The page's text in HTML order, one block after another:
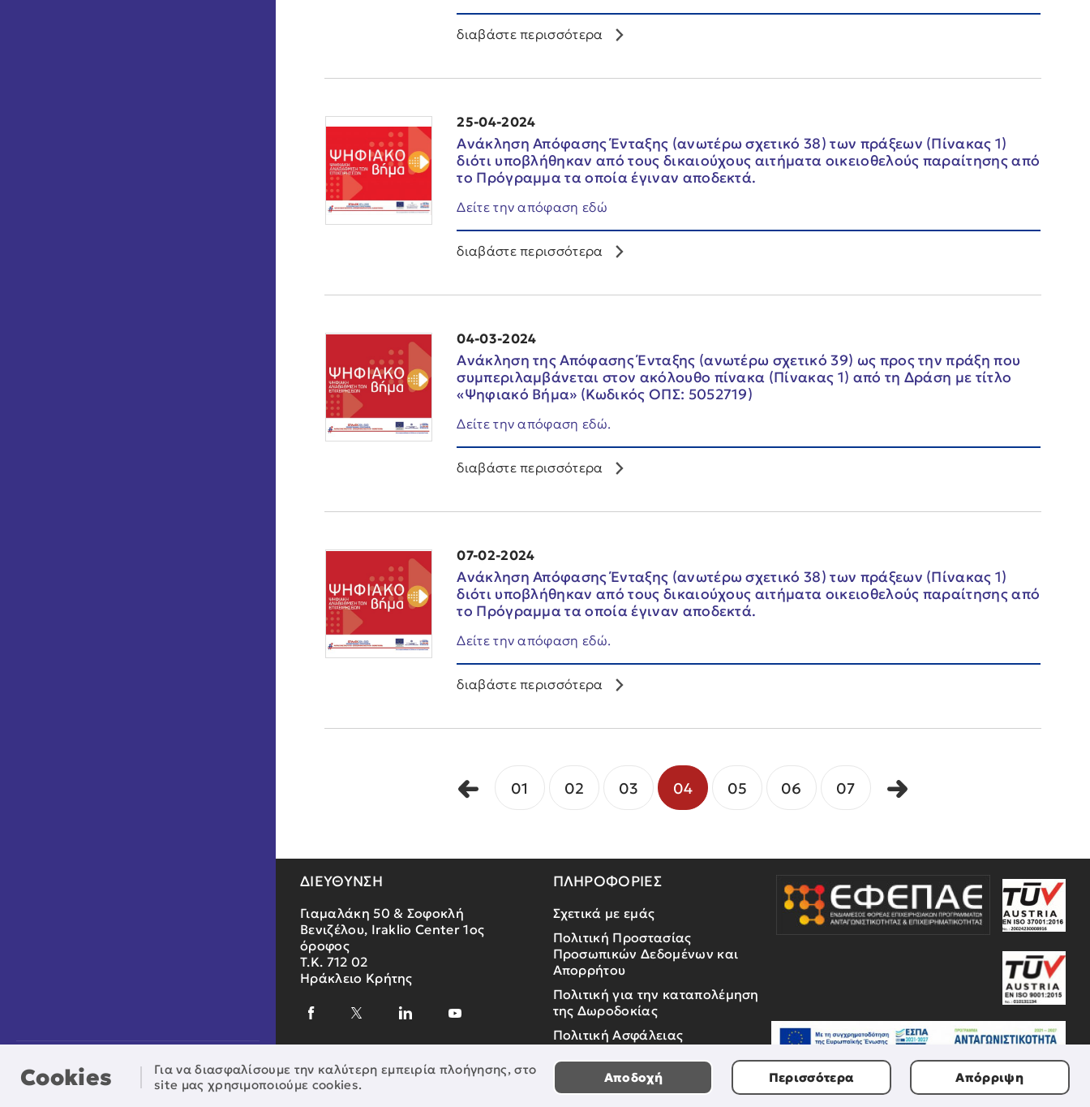
Cookies
Για να διασφαλίσουμε την καλύτερη εμπειρία πλοήγησης, στο
site μας χρησιμοποιούμε cookies.
Αποδοχή Περισσότερα Απόρριψη
Παρασκευή, 07 Αυγούστου, 2026
© Αναπτυξιακή Κρήτης - All rights reserved
διαβάστε περισσότερα
25-04-2024
Ανάκληση Απόφασης Ένταξης (ανωτέρω σχετικό 38) των πράξεων (Πίνακας 1)
διότι υποβλήθηκαν από τους δικαιούχους αιτήματα οικειοθελούς παραίτησης από
το Πρόγραμμα τα οποία έγιναν αποδεκτά.
Δείτε την απόφαση εδώ
διαβάστε περισσότερα
04-03-2024
Ανάκληση της Απόφασης Ένταξης (ανωτέρω σχετικό 39) ως προς την πράξη που
συμπεριλαμβάνεται στον ακόλουθο πίνακα (Πίνακας 1) από τη Δράση με τίτλο
«Ψηφιακό Βήμα» (Κωδικός ΟΠΣ: 5052719)
Δείτε την απόφαση εδώ.
διαβάστε περισσότερα
07-02-2024
Aνάκληση Απόφασης Ένταξης (ανωτέρω σχετικό 38) των πράξεων (Πίνακας 1)
διότι υποβλήθηκαν από τους δικαιούχους αιτήματα οικειοθελούς παραίτησης από
το Πρόγραμμα τα οποία έγιναν αποδεκτά.
Δείτε την απόφαση εδώ.
διαβάστε περισσότερα
01 02 03 04 05 06 07
ΔΙΕΥΘΥΝΣΗ
Γιαμαλάκη 50 & Σοφοκλή
Βενιζέλου, Iraklio Center 1ος
όροφος
Τ.Κ. 712 02
Ηράκλειο Κρήτης
ΠΛΗΡΟΦΟΡΙΕΣ
Σχετικά με εμάς
Πολιτική Προστασίας
Προσωπικών Δεδομένων και
Απορρήτου
Πολιτική για την καταπολέμηση
της Δωροδοκίας
Πολιτική Ασφάλειας